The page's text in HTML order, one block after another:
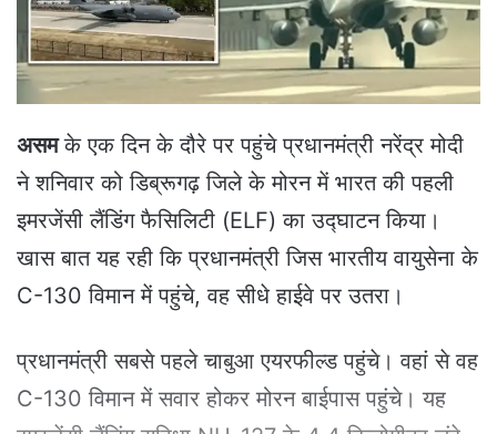
i
l
असमके एक दिन के दौरे पर पहुंचे प्रधानमंत्री नरेंद्र मोदी
ने शनिवार को डिब्रूगढ़ जिले के मोरन में भारत की पहली
इमरजेंसी लैंडिंग फैसिलिटी (ELF) का उद्घाटन किया।
खास बात यह रही कि प्रधानमंत्री जिस भारतीय वायुसेना के
C-130 विमान में पहुंचे, वह सीधे हाईवे पर उतरा।
प्रधानमंत्री सबसे पहले चाबुआ एयरफील्ड पहुंचे। वहां से वह
C-130 विमान में सवार होकर मोरन बाईपास पहुंचे। यह